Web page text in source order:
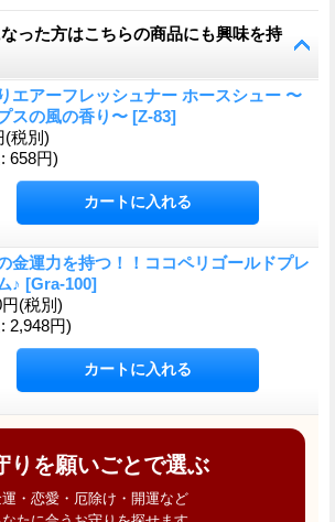
った方はこちらの商品にも興味を持
エアーフレッシュナー ホースシュー 〜
スの風の香り〜 [Z-83]
(税別)
: 658円)
金運力を持つ！！ココペリゴールドプレ
♪ [Gra-100]
(税別)
: 2,948円)
りを願いごとで選ぶ
・恋愛・厄除け・開運など